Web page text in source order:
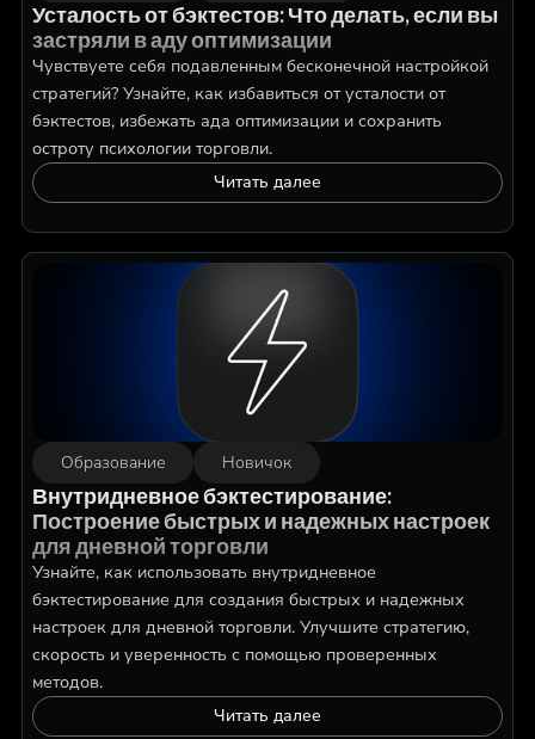
Усталость от бэктестов: Что делать, если вы
застряли в аду оптимизации
Чувствуете себя подавленным бесконечной настройкой
стратегий? Узнайте, как избавиться от усталости от
бэктестов, избежать ада оптимизации и сохранить
остроту психологии торговли.
Читать далее
Образование Новичок
Внутридневное бэктестирование:
Построение быстрых и надежных настроек
для дневной торговли
Узнайте, как использовать внутридневное
бэктестирование для создания быстрых и надежных
настроек для дневной торговли. Улучшите стратегию,
скорость и уверенность с помощью проверенных
методов.
Читать далее